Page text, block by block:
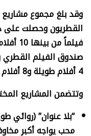
وقد بلغ مجموع مشاريع
صندوق الفيلم القطري
4 أفلام طويلة و8 أفلام قصيرة في كل عام.
وتتضمن المشاريع
“بلا عنوان” (روائي
محب يواجه أكبر